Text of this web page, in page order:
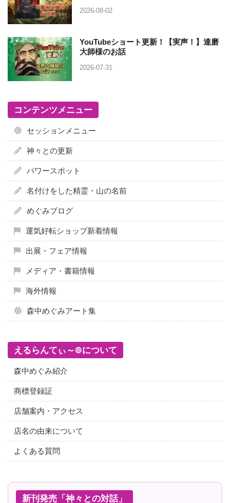
2026-08-02
YouTubeショート更新！【実声！】達磨
大師様のお話
2026-07-31
コンテンツメニュー
セッションメニュー
神々との更新
パワースポット
名付けをした精霊・山の名前
めぐみブログ
運気好転ショップ新着情報
出展・フェア情報
メディア・書籍情報
海外情報
森中めぐみアート集
えるらんてぃ～®について
森中めぐみ紹介
商標登録証
店舗案内・アクセス
店名の由来について
よくある質問
新刊発売「神々との対話」